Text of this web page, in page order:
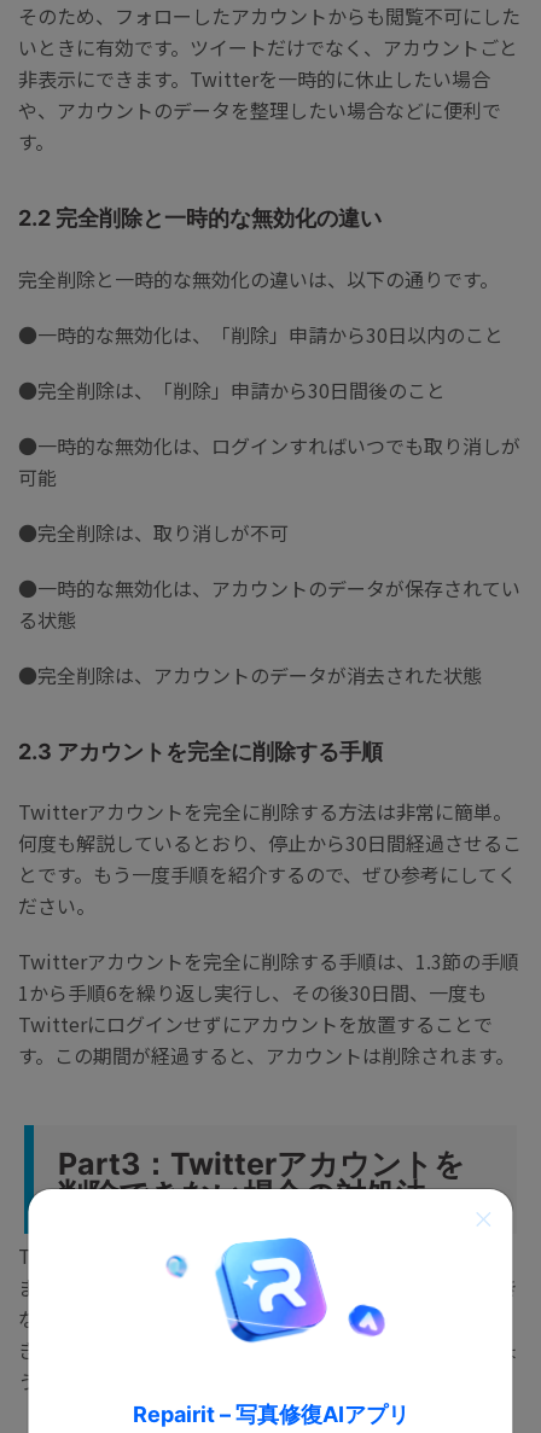
Repairit – 写真修復AIアプリ
そのため、フォローしたアカウントからも閲覧不可にした
いときに有効です。ツイートだけでなく、アカウントごと
非表示にできます。Twitterを一時的に休止したい場合
や、アカウントのデータを整理したい場合などに便利で
す。
2.2 完全削除と一時的な無効化の違い
完全削除と一時的な無効化の違いは、以下の通りです。
●一時的な無効化は、「削除」申請から30日以内のこと
●完全削除は、「削除」申請から30日間後のこと
●一時的な無効化は、ログインすればいつでも取り消しが
可能
●完全削除は、取り消しが不可
●一時的な無効化は、アカウントのデータが保存されてい
る状態
●完全削除は、アカウントのデータが消去された状態
2.3 アカウントを完全に削除する手順
Twitterアカウントを完全に削除する方法は非常に簡単。
何度も解説しているとおり、停止から30日間経過させるこ
とです。もう一度手順を紹介するので、ぜひ参考にしてく
ださい。
Twitterアカウントを完全に削除する手順は、1.3節の手順
1から手順6を繰り返し実行し、その後30日間、一度も
Twitterにログインせずにアカウントを放置することで
す。この期間が経過すると、アカウントは削除されます。
Part3：Twitterアカウントを
削除できない場合の対処法
Twitterアカウントを削除できない場合の対処法を紹介し
ます。正しく操作しているはずなのに、なかなか削除でき
ないときにお試しください。Twitterアカウントを削除で
きない一般的な理由と、具体的な対処法を見ていきましょ
う。